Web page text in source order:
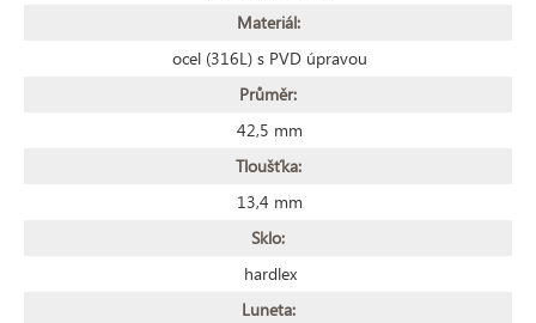
Materiál:
ocel (316L) s PVD úpravou
Průměr:
42,5 mm
Tloušťka:
13,4 mm
Sklo:
hardlex
Luneta: